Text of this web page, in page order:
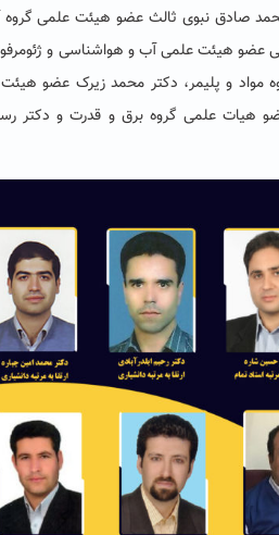
محمد صادق نبوی ثالث عضو هیئت علمی
عضو هیئت علمی آب و هواشناسی و
مواد و پلیمر، دکتر محمد زیرک عضو
هیات علمی گروه برق و قدرت و دکتر